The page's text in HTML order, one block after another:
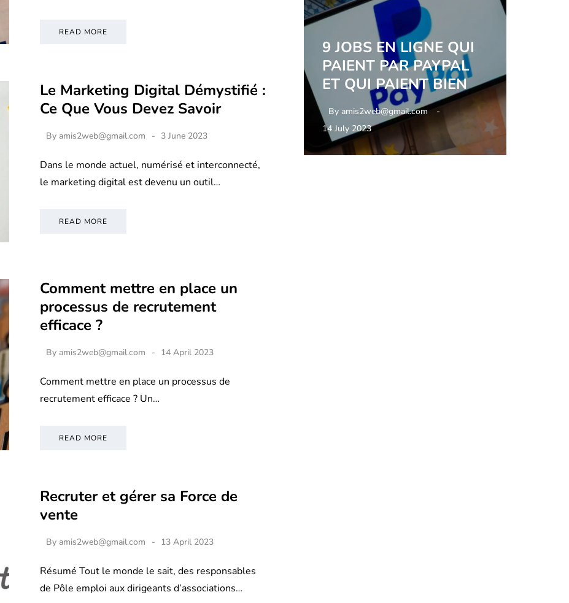
READ MORE
Le Marketing Digital Démystifié :
Ce Que Vous Devez Savoir
By amis2web@gmail.com 3 June 2023
Dans le monde actuel, numérisé et interconnecté,
le marketing digital est devenu un outil…
READ MORE
Comment mettre en place un
processus de recrutement
efficace ?
By amis2web@gmail.com 14 April 2023
Comment mettre en place un processus de
recrutement efficace ? Un…
READ MORE
Recruter et gérer sa Force de
vente
By amis2web@gmail.com 13 April 2023
Résumé Tout le monde le sait, des responsables
de Pôle emploi aux dirigeants d’associations…
9 JOBS EN LIGNE QUI
PAIENT PAR PAYPAL
ET QUI PAIENT BIEN
By amis2web@gmail.com
14 July 2023